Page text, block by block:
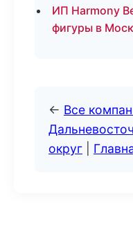
ИП Harmony
фигуры в
← Все
округ